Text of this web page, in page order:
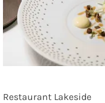
Restaurant Lakeside